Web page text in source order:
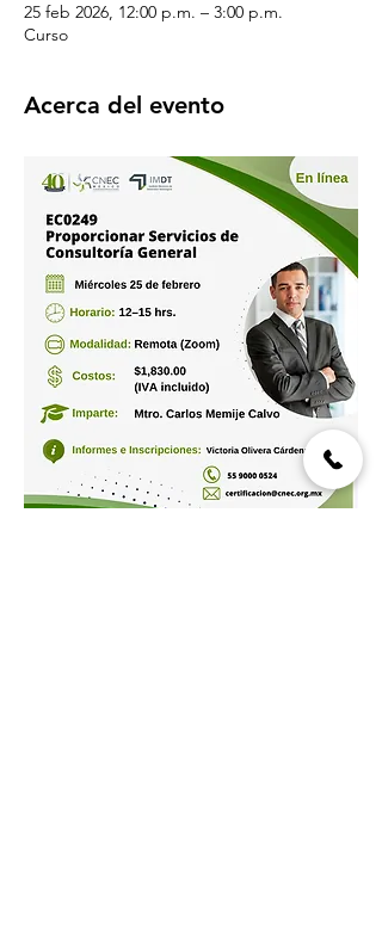
25 feb 2026, 12:00 p.m. – 3:00 p.m.
Curso
Acerca del evento